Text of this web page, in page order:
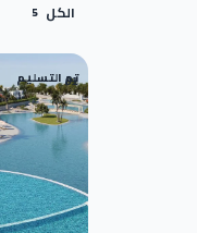
الكل 5
تم التسليم
01